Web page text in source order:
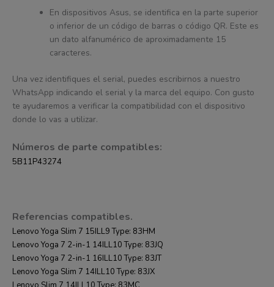
En dispositivos Asus, se identifica en la parte superior
o inferior de un código de barras o código QR. Este es
un dato alfanumérico de aproximadamente 15
caracteres.
Una vez identifiques el serial, puedes escribirnos a nuestro
WhatsApp indicando el serial y la marca del equipo. Con gusto
te ayudaremos a verificar la compatibilidad con el dispositivo
donde lo vas a utilizar.
Números de parte compatibles:
5B11P43274
Referencias compatibles.
Lenovo Yoga Slim 7 15ILL9 Type: 83HM
Lenovo Yoga 7 2-in-1 14ILL10 Type: 83JQ
Lenovo Yoga 7 2-in-1 16ILL10 Type: 83JT
Lenovo Yoga Slim 7 14ILL10 Type: 83JX